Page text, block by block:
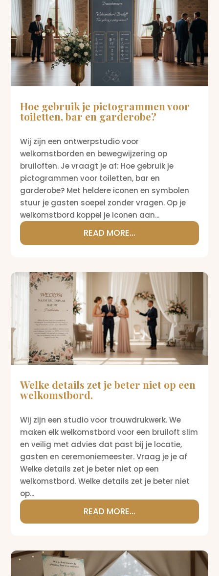
Hoe gebruik je pictogrammen voor
toiletten, bar en garderobe?
Wij zijn een ontwerpstudio voor
welkomstborden en bewegwijzering op
bruiloften. Je vraagt je af: Hoe gebruik je
pictogrammen voor toiletten, bar en
garderobe? Met heldere iconen en symbolen
stuur je gasten soepel zonder vragen. Op je
welkomstbord koppel je iconen aan...
READ MORE...
Welke details zet je beter niet op een
welkomstbord.
Wij zijn een studio voor trouwdrukwerk. We
maken elk welkomstbord voor een bruiloft slim
en veilig met advies dat past bij je locatie,
gasten en ceremoniemeester. Vraag je je af
Welke details zet je beter niet op een
welkomstbord. Welke details zet je beter niet
op...
READ MORE...